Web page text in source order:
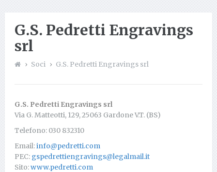
G.S. Pedretti Engravings
srl
Soci G.S. Pedretti Engravings srl
G.S. Pedretti Engravings srl
Via G. Matteotti, 129, 25063 Gardone V.T. (BS)
Telefono: 030 832310
Email:info@pedretti.com
PEC: gspedrettiengravings@legalmail.it
Sito:www.pedretti.com